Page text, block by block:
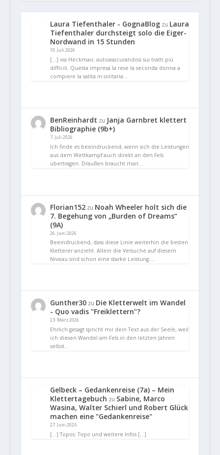
Laura Tiefenthaler - GognaBlogzu Laura
Tiefenthaler durchsteigt solo die Eiger-
Nordwand in 15 Stunden
10. Juli 2026
[…] via Heckmair, autoassicurandosi sui tratti più
difficili. Questa impresa la rese la seconda donna a
compiere la salita in solitaria…
BenReinhardt zu Janja Garnbret klettert
Bibliographie (9b+)
7. Juli 2026
Ich finde es beeindruckend, wenn sich die Leistungen
aus dem Wettkampf auch direkt an den Fels
übertragen. Draußen braucht man…
Florian152zu Noah Wheeler holt sich die
7. Begehung von „Burden of Dreams“
(9A)
26. Juni 2026
Beeindruckend, dass diese Linie weiterhin die besten
Kletterer anzieht. Allein die Versuche auf diesem
Niveau sind schon eine starke Leistung.…
Gunther30zu Die Kletterwelt im Wandel
- Quo vadis "Freiklettern"?
23. März 2026
Ehrlich gesagt spricht mir dein Text aus der Seele, weil
ich diesen Wandel am Fels in den letzten Jahren
selbst…
Gelbeck – Gedankenreise (7a) – Mein
Klettertagebuch zu Sabine, Marco
Wasina, Walter Schierl und Robert Glück
machen eine "Gedankenreise"
27. Juni 2025
[…] Topos: Topo und weitere Infos […]